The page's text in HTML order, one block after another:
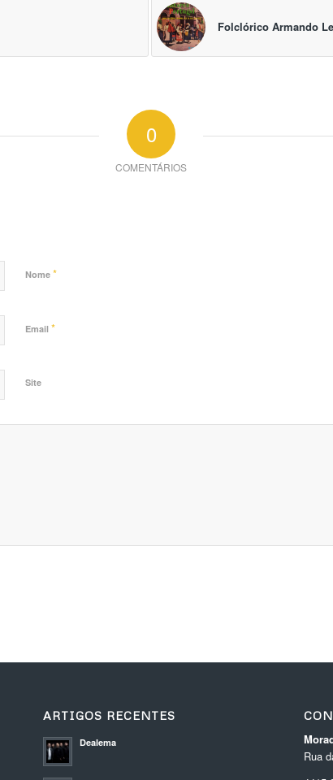
Folclórico Armando
0
COMENTÁRIOS
Nome *
Email *
Site
ARTIGOS RECENTES
Dealema
Rua